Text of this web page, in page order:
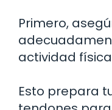
Primero,
actividad
Esto prepara